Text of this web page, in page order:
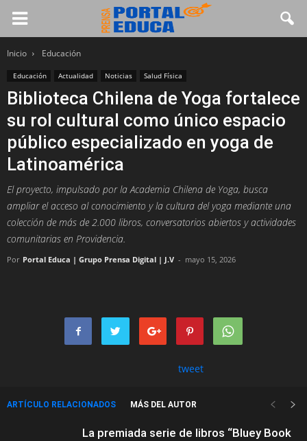
Inicio Educación
Educación Actualidad Noticias Salud Física
Biblioteca Chilena de Yoga fortalece
su rol cultural como único espacio
público especializado en yoga de
Latinoamérica
El proyecto, impulsado por la Academia Chilena de Yoga, busca
ampliar el acceso al conocimiento y la cultura del yoga mediante una
colección de más de 2.000 libros, conversatorios abiertos y actividades
comunitarias en Providencia.
Por Portal Educa | Grupo Prensa Digital | J.V - mayo 15, 2026
tweet
ARTÍCULO RELACIONADOS MÁS DEL AUTOR
La premiada serie de libros “Bluey Book